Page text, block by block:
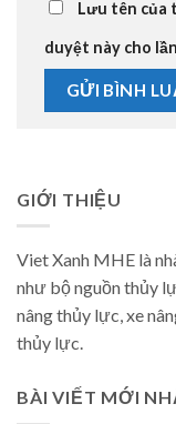
Lưu tên của
duyệt này cho
GIỚI THIỆU
Viet Xanh MHE là
như bộ nguồn thủy
nâng thủy lực, xe
thủy lực.
BÀI VIẾT MỚI